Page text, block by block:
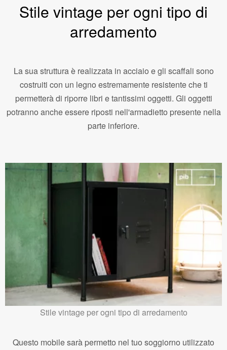
Stile vintage per ogni tipo di
arredamento
La sua struttura è realizzata in acciaio e gli scaffali sono
costruiti con un legno estremamente resistente che ti
permetterà di riporre libri e tantissimi oggetti. Gli oggetti
potranno anche essere riposti nell'armadietto presente nella
parte inferiore.
Stile vintage per ogni tipo di arredamento
Questo mobile sarà permetto nel tuo soggiorno utilizzato